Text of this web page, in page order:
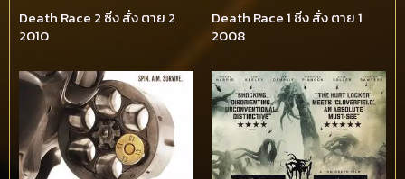
Death Race 2 ซิ่ง สั่ง ตาย 2
2010
Death Race 1 ซิ่ง สั่ง ตาย 1
2008